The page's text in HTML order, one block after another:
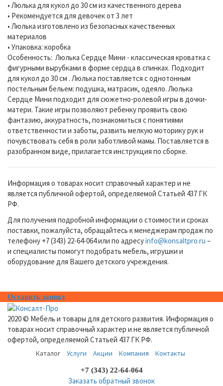
• Люлька для кукол до 30 см из качественного дерева
• Рекомендуется для девочек от 3 лет
• Люлька изготовлено из безопасных качественных
материалов
• Упаковка: коробка
Особенность: Люлька Сердце Мини - классическая кроватка с
фигурными вырубками в форме сердца в спинках. Подходит
для кукол до 30 см . Люлька поставляется с однотонным
постельным бельем: подушка, матрасик, одеяло. Люлька
Сердце Мини подходит для сюжетно-ролевой игры в дочки-
матери. Такие игры позволяют ребенку проявить свою
фантазию, аккуратность, познакомиться с понятиями
ответственности и заботы, развить мелкую моторику рук и
почувствовать себя в роли заботливой мамы. Поставляется в
разобранном виде, прилагается инструкция по сборке.
Информация о товарах носит справочный характер и не
является публичной офертой, определяемой Статьей 437 ГК
РФ.
Для получения подробной информации о стоимости и сроках
поставки, пожалуйста, обращайтесь к менеджерам продаж по
телефону +7 (343) 22-64-064 или по адресуinfo@konsaltpro.ru –
и специалисты помогут подобрать мебель, игрушки и
оборудование для Вашего детского учреждения.
Оставить заявку
2020 © Мебель и товары для детского развития. Информация о
товарах носит справочный характер и не является публичной
офертой, определяемой Статьей 437 ГК РФ.
Каталог Услуги Акции Компания Контакты
+7 (343) 22-64-064
Заказать обратный звонок